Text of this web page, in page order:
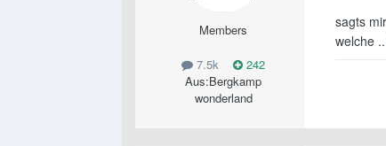
Members
7.5k
242
Aus:Bergkamp
wonderland
sagts
welche